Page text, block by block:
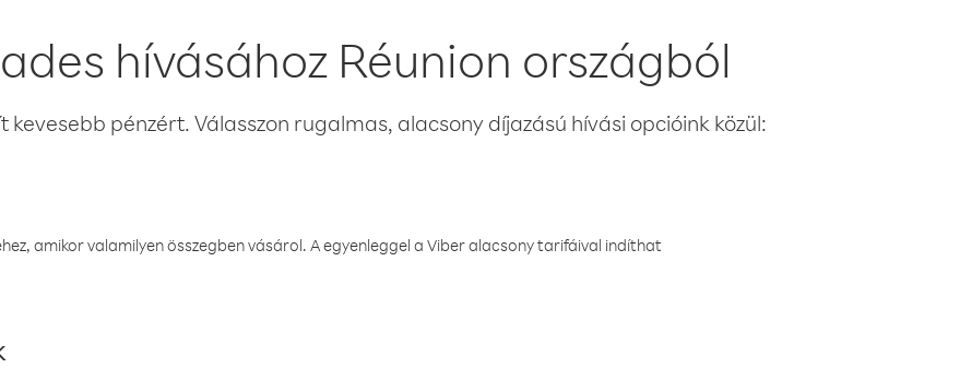
hívásához Réunion országból
pénzért. Válasszon rugalmas, alacsony díjazású hívási opcióink közül:
amikor valamilyen összegben vásárol. A egyenleggel a Viber alacsony tarifáival indíthat